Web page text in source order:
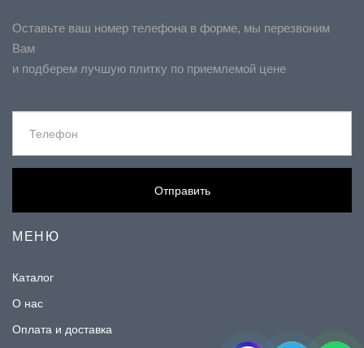
Оставьте ваш номер телефона в форме, мы перезвоним
Вам
и подберем лучшую плитку по приемлемой цене
Отправить
МЕНЮ
Каталог
О нас
Оплата и доставка